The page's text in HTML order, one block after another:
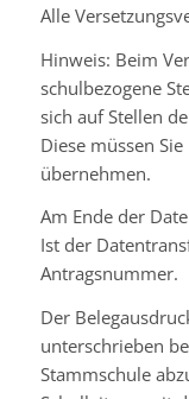
Alle
Hinweis: Beim
schulbezogene
sich auf Stellen
Diese müssen
übernehmen.
Am Ende der
Ist der
Antragsnummer.
Der
unterschrieben
Stammschule